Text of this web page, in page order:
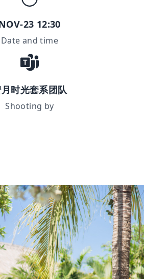
23 12:30
Date and time
时光套系团队
Shooting by